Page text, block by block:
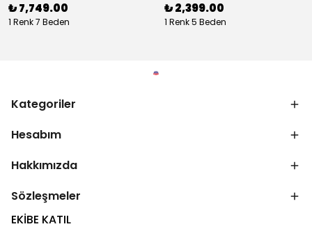
₺ 7,749.00
1 Renk 7 Beden
₺ 2,399.00
1 Renk 5 Beden
Kategoriler
Hesabım
Hakkımızda
Sözleşmeler
EKİBE KATIL